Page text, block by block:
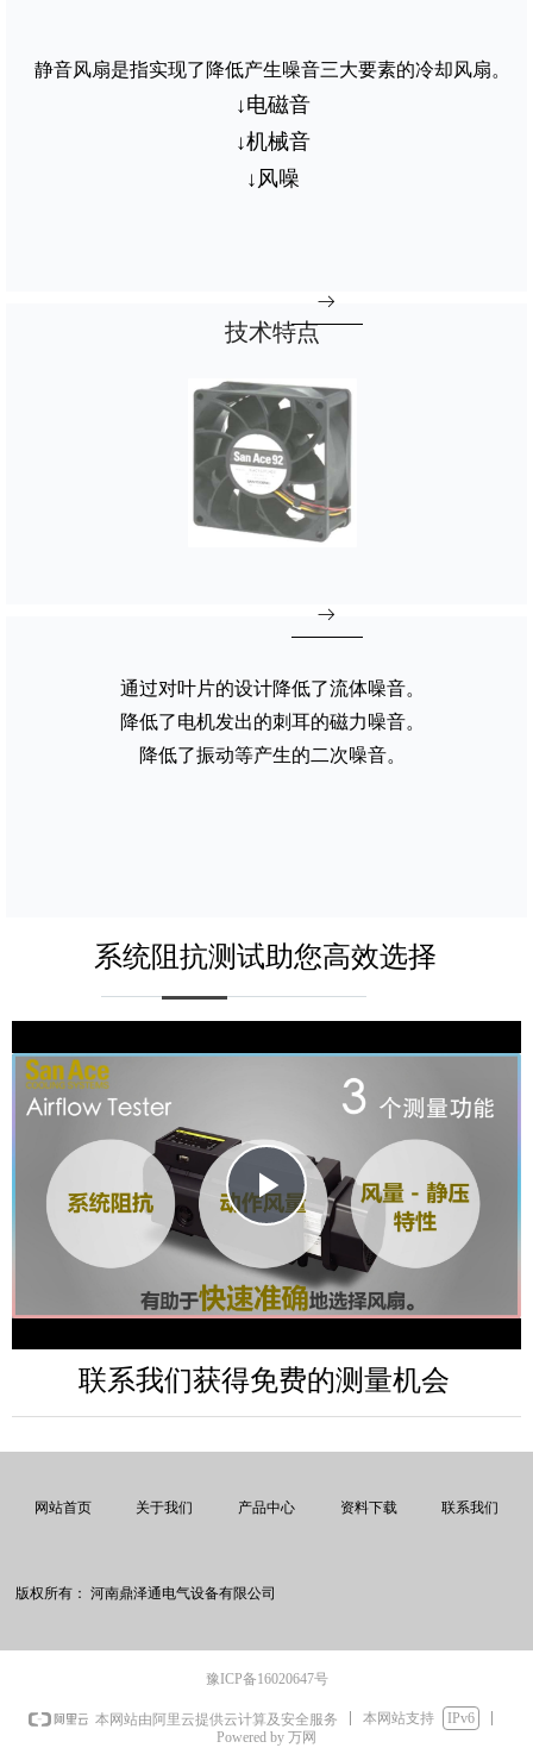
Play
Video
系统阻抗测试助您高效选择
联系我们获得免费的测量机会
ꁹ
静音风扇是指实现了降低产生噪音三大要素的冷却风扇。
↓电磁音
↓机械音
↓风噪
ꁹ
技术特点
通过对叶片的设计降低了流体噪音。
降低了电机发出的刺耳的磁力噪音。
降低了振动等产生的二次噪音。
网站首页 关于我们 产品中心 资料下载 联系我们
版权所有： 河南鼎泽通电气设备有限公司
豫ICP备16020647号
本网站由阿里云提供云计算及安全服务 本网站支持
IPv6
Powered by 万网